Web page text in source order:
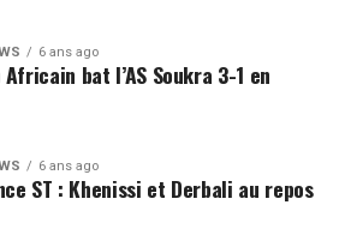
6 ans ago
Africain bat l’AS Soukra 3-1 en
6 ans ago
ST : Khenissi et Derbali au repos